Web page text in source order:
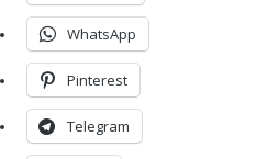
WhatsApp
Pinterest
Telegram